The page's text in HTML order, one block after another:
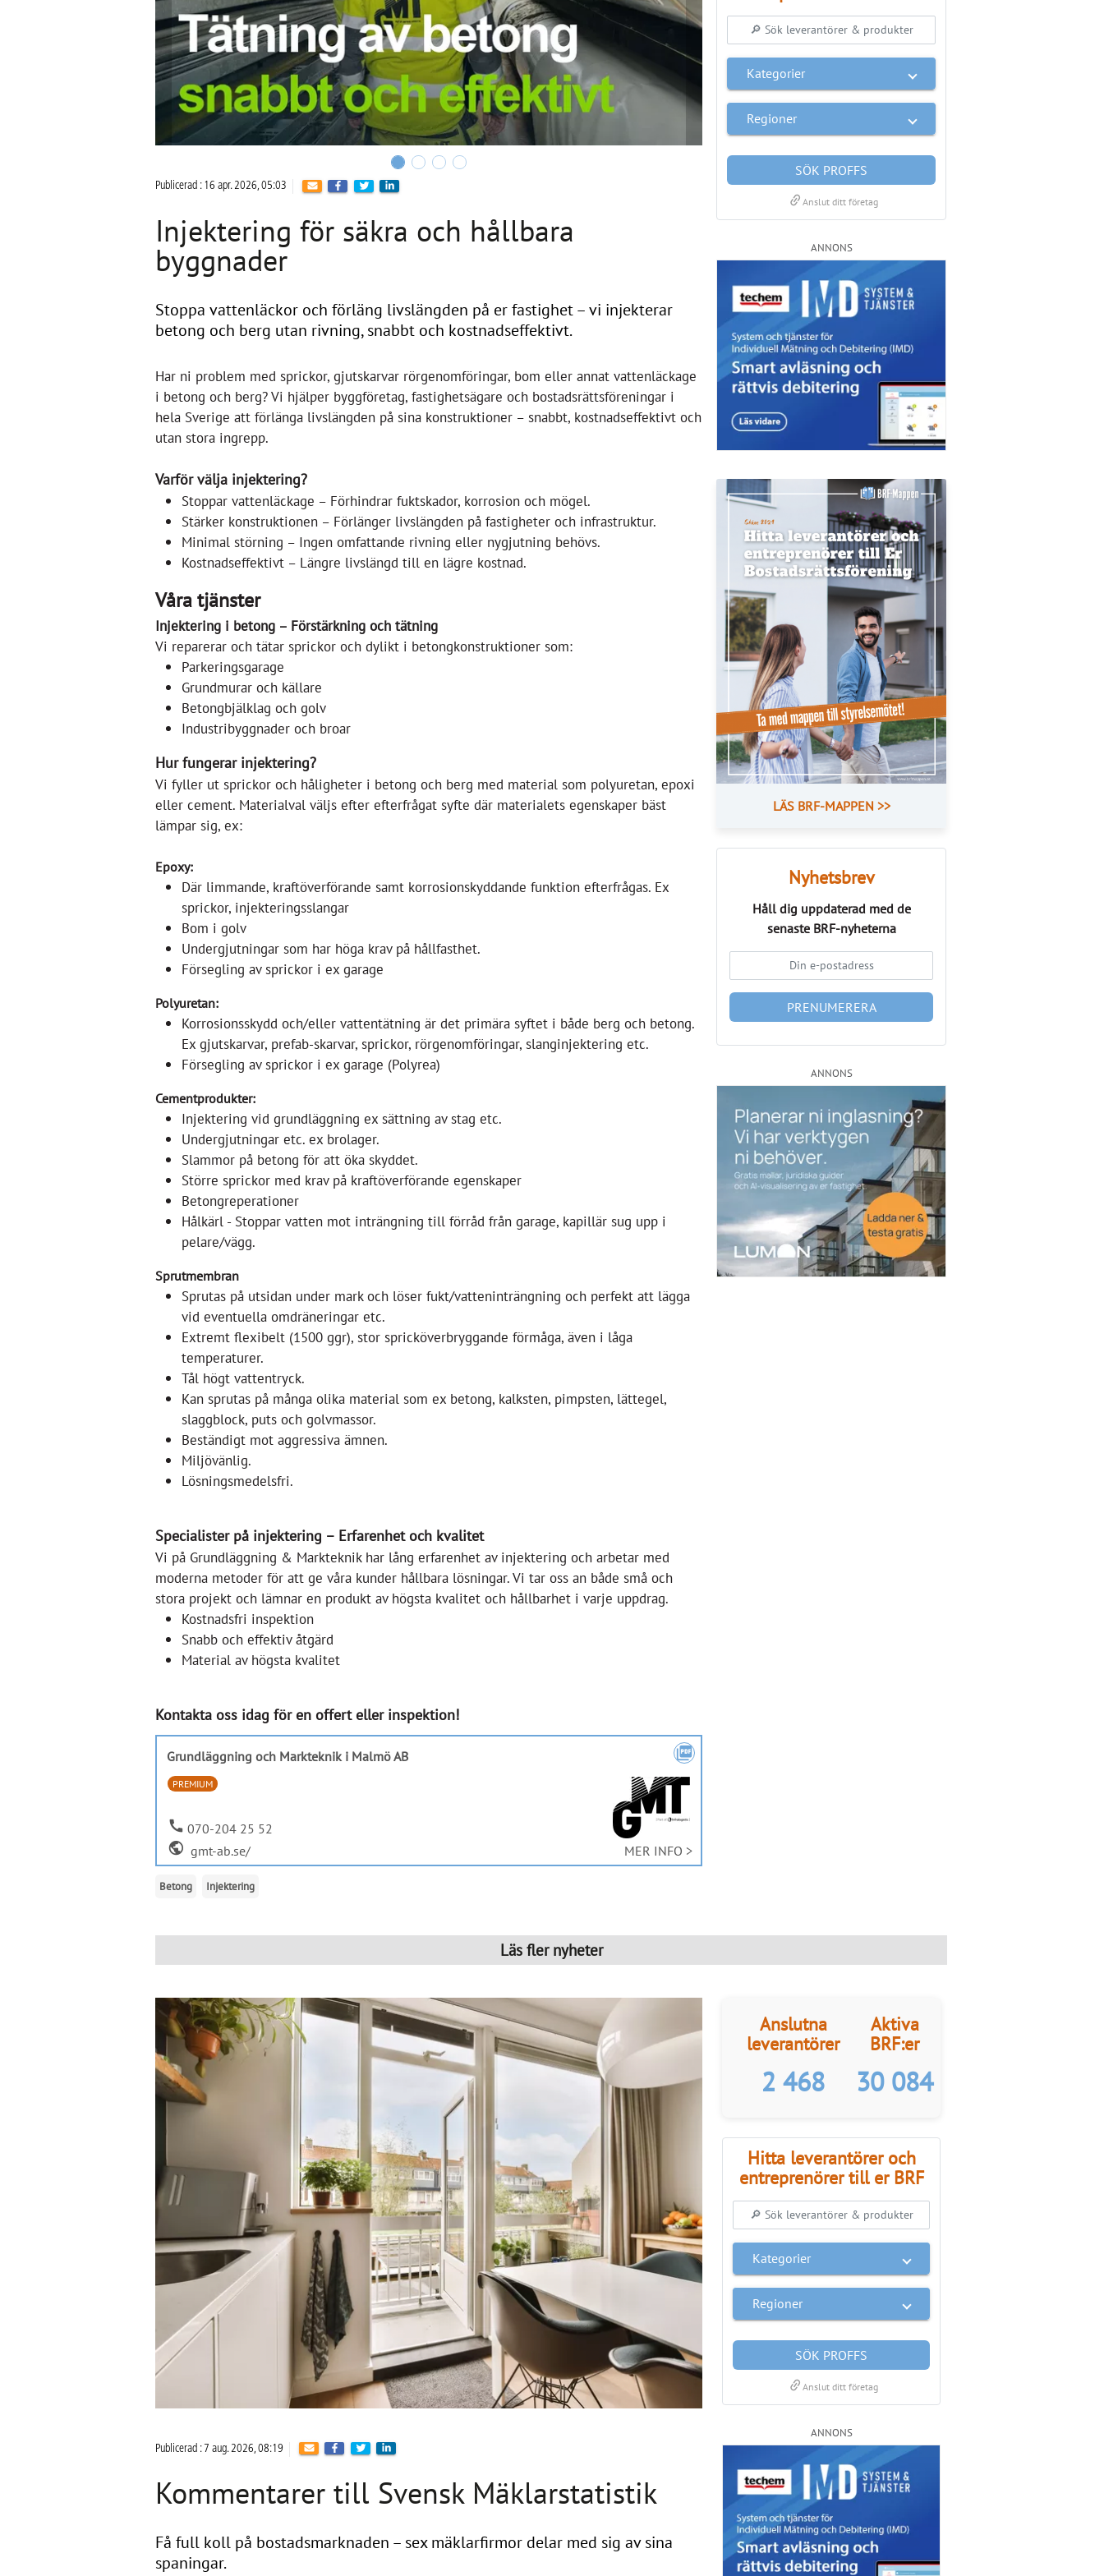
Publicerad : 16 apr. 2026, 05:03
Injektering för säkra och hållbara
byggnader
Stoppa vattenläckor och förläng livslängden på er fastig­het – vi injekterar
betong och berg utan rivning, snabbt och kostnadseffektivt.
Har ni problem med sprickor, gjutskarvar rörgenomföringar, bom eller annat vattenläckage
i betong och berg? Vi hjälper byggföretag, fastighetsägare och bostadsrättsföreningar i
hela Sverige att förlänga livslängden på sina konstruktioner – snabbt, kostnadseffektivt och
utan stora ingrepp.
Varför välja injektering?
Stoppar vattenläckage – Förhindrar fuktskador, korrosion och mögel.
Stärker konstruktionen – Förlänger livslängden på fastigheter och infrastruktur.
Minimal störning – Ingen omfattande rivning eller nygjutning behövs.
Kostnadseffektivt – Längre livslängd till en lägre kostnad.
Våra tjänster
Injektering i betong – Förstärkning och tätning
Vi reparerar och tätar sprickor och dylikt i betongkonstruktioner som:
Parkeringsgarage
Grundmurar och källare
Betongbjälklag och golv
Industribyggnader och broar
Hur fungerar injektering?
Vi fyller ut sprickor och håligheter i betong och berg med material som polyuretan, epoxi
eller cement. Materialval väljs efter efterfrågat syfte där materialets egenskaper bäst
lämpar sig, ex:
Epoxy:
Där limmande, kraftöverförande samt korrosionskyddande funktion efterfrågas. Ex
sprickor, injekteringsslangar
Bom i golv
Undergjutningar som har höga krav på hållfasthet.
Försegling av sprickor i ex garage
Polyuretan:
Korrosionsskydd och/eller vattentätning är det primära syftet i både berg och betong.
Ex gjutskarvar, prefab-skarvar, sprickor, rörgenomföringar, slanginjektering etc.
Försegling av sprickor i ex garage (Polyrea)
Cementprodukter:
Injektering vid grundläggning ex sättning av stag etc.
Undergjutningar etc. ex brolager.
Slammor på betong för att öka skyddet.
Större sprickor med krav på kraftöverförande egenskaper
Betongreperationer
Hålkärl - Stoppar vatten mot inträngning till förråd från garage, kapillär sug upp i
pelare/vägg.
Sprutmembran
Sprutas på utsidan under mark och löser fukt/vatteninträngning och perfekt att lägga
vid eventuella omdräneringar etc.
Extremt flexibelt (1500 ggr), stor spricköverbryggande förmåga, även i låga
temperaturer.
Tål högt vattentryck.
Kan sprutas på många olika material som ex betong, kalksten, pimpsten, lättegel,
slaggblock, puts och golvmassor.
Beständigt mot aggressiva ämnen.
Miljövänlig.
Lösningsmedelsfri.
Specialister på injektering – Erfarenhet och kvalitet
Vi på Grundläggning & Markteknik har lång erfarenhet av injektering och arbetar med
moderna metoder för att ge våra kunder hållbara lösningar. Vi tar oss an både små och
stora projekt och lämnar en produkt av högsta kvalitet och hållbarhet i varje uppdrag.
Kostnadsfri inspektion
Snabb och effektiv åtgärd
Material av högsta kvalitet
Kontakta oss idag för en offert eller inspektion!
Grundläggning och Markteknik i Malmö AB
PREMIUM
call 070-204 25 52
public gmt-ab.se/ MER INFO >
picture_as_pdf
Betong Injektering
Kategorier
Regioner
SÖK PROFFS
linkAnslut ditt företag
ANNONS
LÄS BRF-MAPPEN >>
Nyhetsbrev
Håll dig uppdaterad med de
senaste BRF-nyheterna
PRENUMERERA
ANNONS
Läs fler nyheter
Publicerad : 7 aug. 2026, 08:19
Kommentarer till Svensk Mäklarstatistik
Få full koll på bostadsmarknaden – sex mäklarfirmor delar med sig av sina
spaningar.
Anslutna
leverantörer
2 468
Aktiva
BRF:er
30 084
Hitta leverantörer och
entreprenörer till er BRF
Kategorier
Regioner
SÖK PROFFS
linkAnslut ditt företag
ANNONS